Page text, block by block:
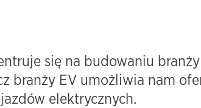
się na budowaniu
branży EV umożliwia nam
elektrycznych.